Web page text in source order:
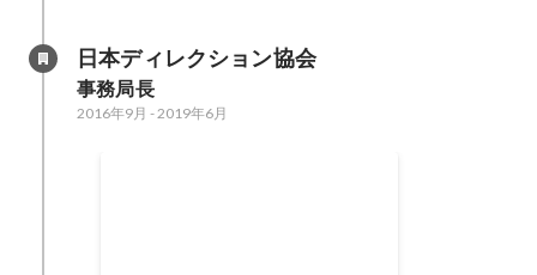
日本ディレクション協会
事務局長
2016年9月 -2019年6月